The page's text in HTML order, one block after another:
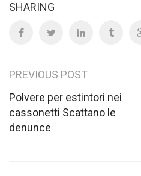
SHARING
Post
navigation
PREVIOUS POST
Polvere per estintori nei
cassonetti Scattano le
denunce